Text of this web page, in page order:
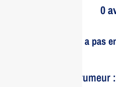
0
Il n’y a pas
Le bruit et la